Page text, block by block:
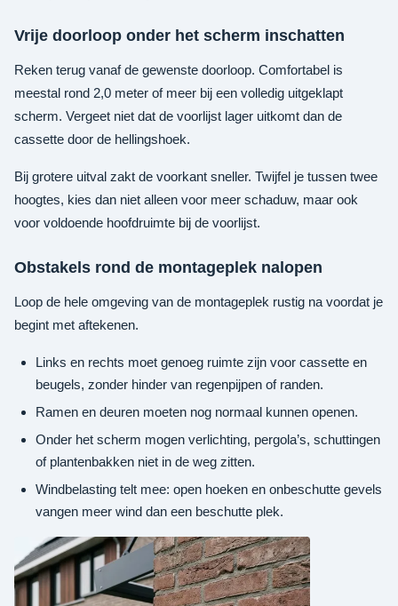
Vrije doorloop onder het scherm inschatten
Reken terug vanaf de gewenste doorloop. Comfortabel is
meestal rond 2,0 meter of meer bij een volledig uitgeklapt
scherm. Vergeet niet dat de voorlijst lager uitkomt dan de
cassette door de hellingshoek.
Bij grotere uitval zakt de voorkant sneller. Twijfel je tussen twee
hoogtes, kies dan niet alleen voor meer schaduw, maar ook
voor voldoende hoofdruimte bij de voorlijst.
Obstakels rond de montageplek nalopen
Loop de hele omgeving van de montageplek rustig na voordat je
begint met aftekenen.
Links en rechts moet genoeg ruimte zijn voor cassette en
beugels, zonder hinder van regenpijpen of randen.
Ramen en deuren moeten nog normaal kunnen openen.
Onder het scherm mogen verlichting, pergola’s, schuttingen
of plantenbakken niet in de weg zitten.
Windbelasting telt mee: open hoeken en onbeschutte gevels
vangen meer wind dan een beschutte plek.